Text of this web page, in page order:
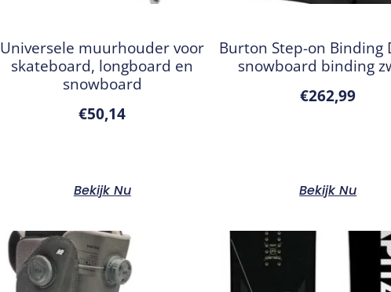
Universele muurhouder voor
skateboard, longboard en
snowboard
€50,14
Bekijk Nu
Burton Step-on Binding
snowboard binding
€262,99
Bekijk Nu